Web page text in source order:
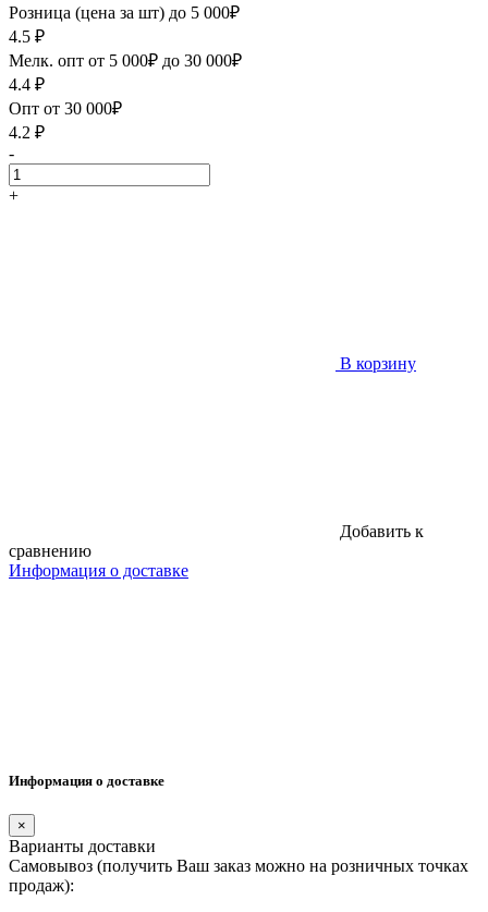
Розница (цена за шт) до 5 000₽
4.5 ₽
Мелк. опт от 5 000₽ до 30 000₽
4.4 ₽
Опт от 30 000₽
4.2 ₽
-
+
В корзину
Добавить к
сравнению
Информация о доставке
Информация о доставке
×
Варианты доставки
Самовывоз (получить Ваш заказ можно на розничных точках
продаж):